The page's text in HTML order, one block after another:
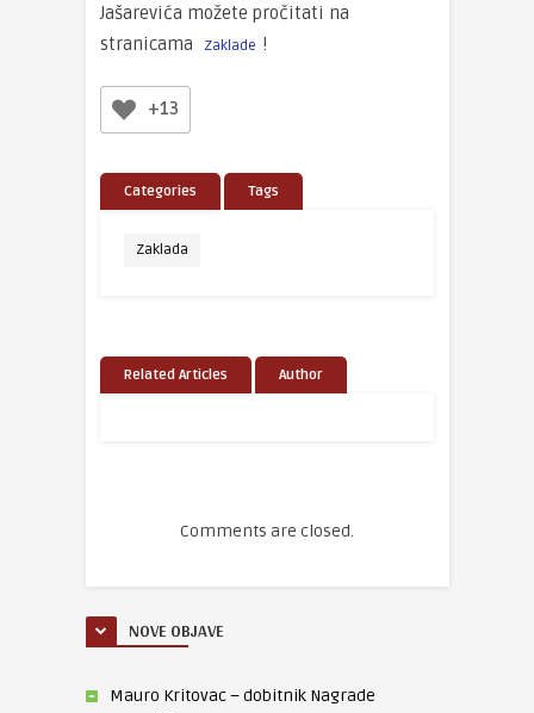
Jašarevića možete pročitati na
stranicama
Zaklade !
+13
Categories Tags
Zaklada
Related Articles Author
Comments are closed.
NOVE OBJAVE
Mauro Kritovac – dobitnik Nagrade